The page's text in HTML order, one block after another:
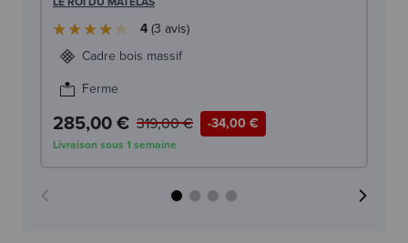
4 3 avis
Cadre bois massif
Ferme
285,00 € -34,00 €
319,00 €
Livraison sous 1 semaine